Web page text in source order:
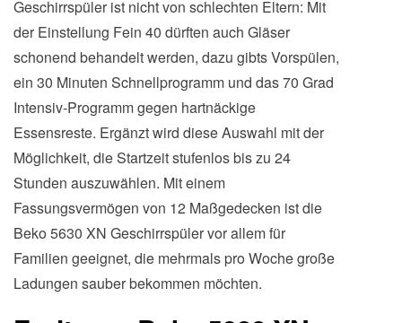
Geschirrspüler ist nicht von schlechten Eltern: Mit
der Einstellung Fein 40 dürften auch Gläser
schonend behandelt werden, dazu gibts Vorspülen,
ein 30 Minuten Schnellprogramm und das 70 Grad
Intensiv-Programm gegen hartnäckige
Essensreste. Ergänzt wird diese Auswahl mit der
Möglichkeit, die Startzeit stufenlos bis zu 24
Stunden auszuwählen. Mit einem
Fassungsvermögen von 12 Maßgedecken ist die
Beko 5630 XN Geschirrspüler vor allem für
Familien geeignet, die mehrmals pro Woche große
Ladungen sauber bekommen möchten.